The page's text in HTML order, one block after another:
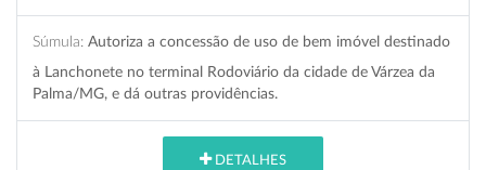
Súmula: Autoriza a concessão de uso de bem imóvel destinado
à Lanchonete no terminal Rodoviário da cidade de Várzea da
Palma/MG, e dá outras providências.
DETALHES